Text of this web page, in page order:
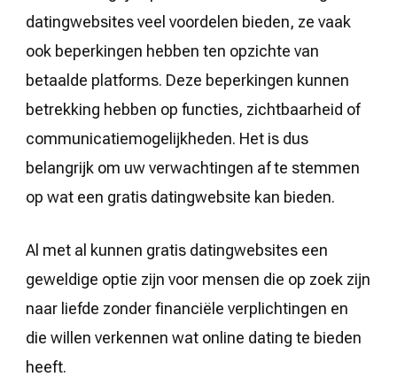
datingwebsites veel voordelen bieden, ze vaak
ook beperkingen hebben ten opzichte van
betaalde platforms. Deze beperkingen kunnen
betrekking hebben op functies, zichtbaarheid of
communicatiemogelijkheden. Het is dus
belangrijk om uw verwachtingen af te stemmen
op wat een gratis datingwebsite kan bieden.
Al met al kunnen gratis datingwebsites een
geweldige optie zijn voor mensen die op zoek zijn
naar liefde zonder financiële verplichtingen en
die willen verkennen wat online dating te bieden
heeft.